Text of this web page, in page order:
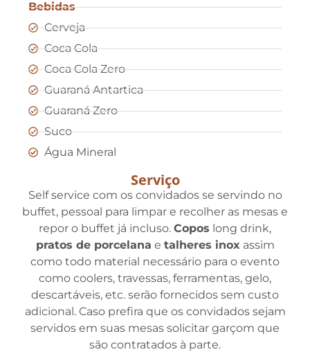
Bebidas
Cerveja
Coca Cola
Coca Cola Zero
Guaraná Antartica
Guaraná Zero
Suco
Água Mineral
Serviço
Self service com os convidados se servindo no
buffet, pessoal para limpar e recolher as mesas e
repor o buffet já incluso. Copos long drink,
pratos de porcelana e talheres inox assim
como todo material necessário para o evento
como coolers, travessas, ferramentas, gelo,
descartáveis, etc. serão fornecidos sem custo
adicional. Caso prefira que os convidados sejam
servidos em suas mesas solicitar garçom que
são contratados à parte.